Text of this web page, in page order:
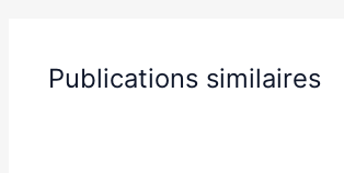
Publications similaires